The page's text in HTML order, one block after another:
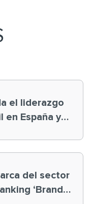
el liderazgo
en España y
del sector
‘Brand